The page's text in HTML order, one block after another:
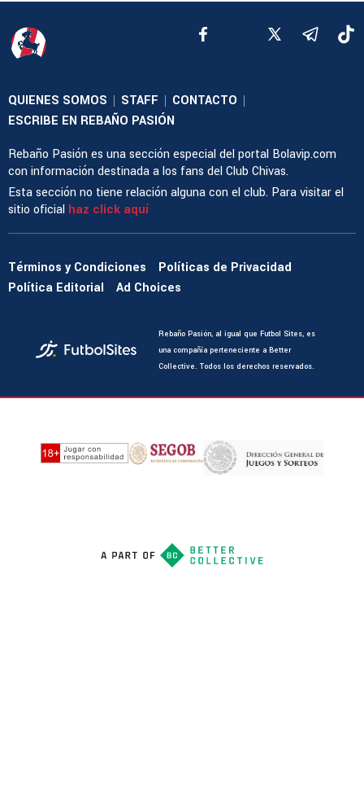
QUIENES SOMOS | STAFF | CONTACTO |
ESCRIBE EN REBAÑO PASIÓN
Rebaño Pasión es una sección especial del portal Bolavip.com
con información destinada a los fans del Club Chivas.
Esta sección no tiene relación alguna con el club. Para visitar el
sitio oficial haz click aquí
Términos y Condiciones
Políticas de Privacidad
Política Editorial
Ad Choices
Rebaño Pasión, al igual que Futbol Sites, es
una compañía perteneciente a Better
Collective. Todos los derechos reservados.